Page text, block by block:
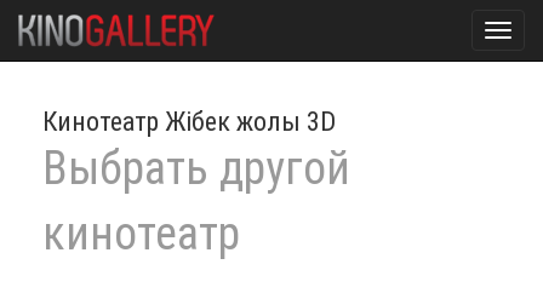
Кинотеатр Жібек жолы 3D
Выбрать другой
кинотеатр